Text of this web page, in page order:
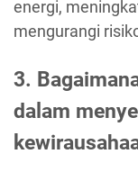
energi,
mengurangi
3.
dalam